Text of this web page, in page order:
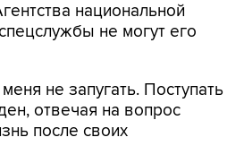
национальной
не могут его
не запугать. Поступать
отвечая на вопрос
после своих